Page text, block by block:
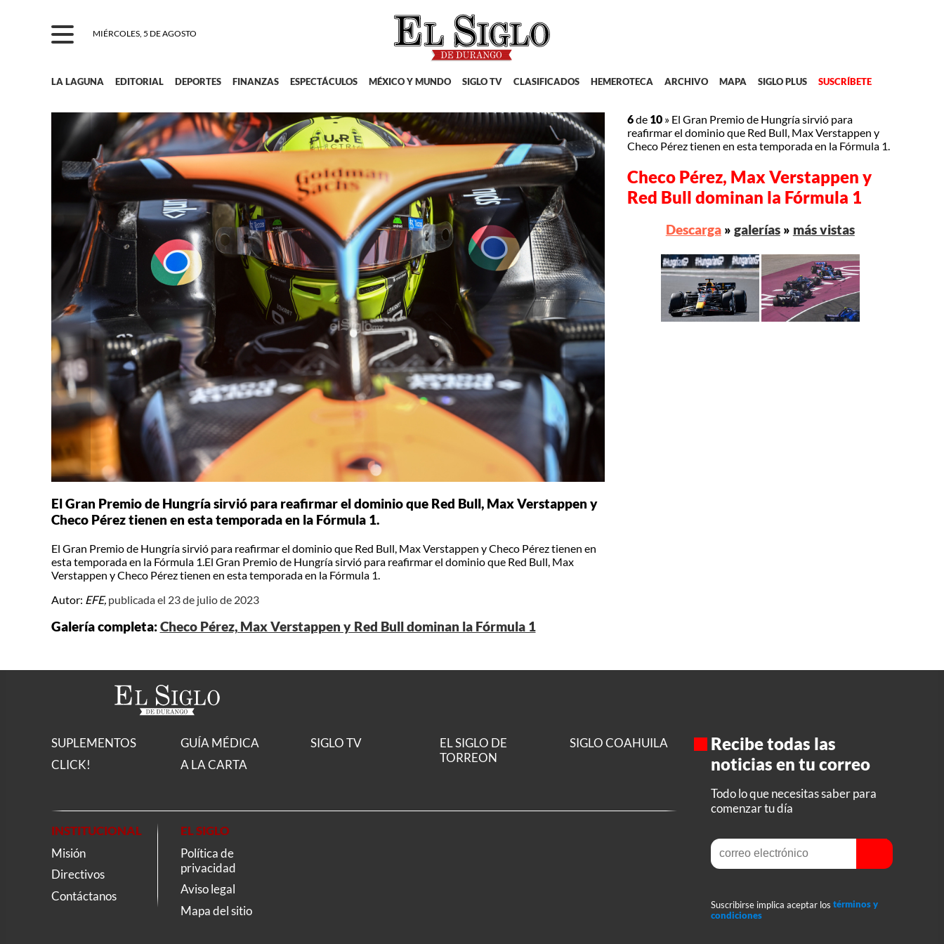
MIÉRCOLES, 5 DE AGOSTO
LA LAGUNA EDITORIAL DEPORTES FINANZAS ESPECTÁCULOS MÉXICO Y MUNDO SIGLO TV CLASIFICADOS HEMEROTECA ARCHIVO MAPA SIGLO PLUS SUSCRÍBETE
El Gran Premio de Hungría sirvió para reafirmar el dominio que Red Bull, Max Verstappen y
Checo Pérez tienen en esta temporada en la Fórmula 1.
El Gran Premio de Hungría sirvió para reafirmar el dominio que Red Bull, Max Verstappen y Checo Pérez tienen en
esta temporada en la Fórmula 1.El Gran Premio de Hungría sirvió para reafirmar el dominio que Red Bull, Max
Verstappen y Checo Pérez tienen en esta temporada en la Fórmula 1.
Autor: EFE, publicada el 23 de julio de 2023
Galería completa:Checo Pérez, Max Verstappen y Red Bull dominan la Fórmula 1
6de 10 » El Gran Premio de Hungría sirvió para
reafirmar el dominio que Red Bull, Max Verstappen y
Checo Pérez tienen en esta temporada en la Fórmula 1.
Checo Pérez, Max Verstappen y
Red Bull dominan la Fórmula 1
Descarga» galerías» más vistas
SUPLEMENTOS
CLICK!
GUÍA MÉDICA
A LA CARTA
SIGLO TV
EL SIGLO DE
TORREON
SIGLO COAHUILA
INSTITUCIONAL
Misión
Directivos
Contáctanos
EL SIGLO
Política de
privacidad
Aviso legal
Mapa del sitio
Recibe todas las
noticias en tu correo
Todo lo que necesitas saber para
comenzar tu día
Suscribirse implica aceptar los términos y
condiciones